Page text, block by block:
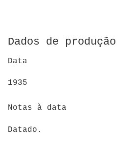
Dados de produção
Data
1935
Notas à data
Datado.